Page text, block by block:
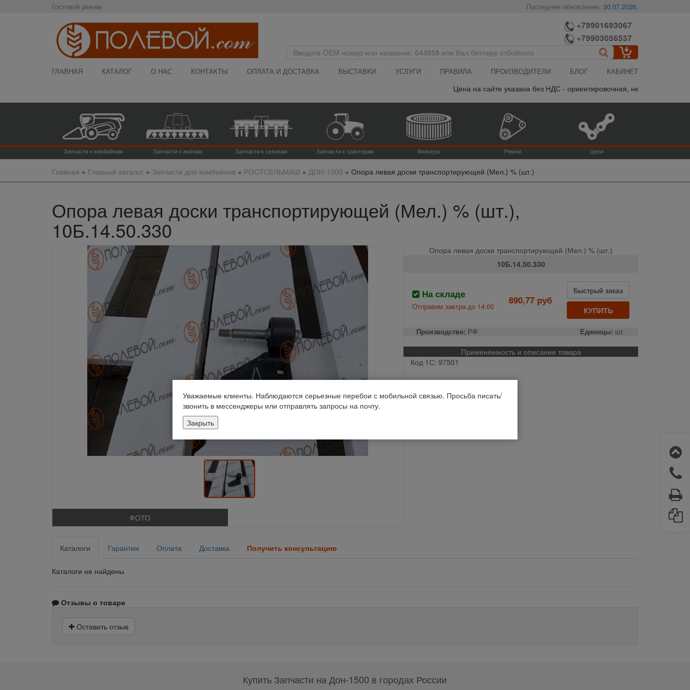
Гостевой режим Последнее обновление:30.07.2026,
+79901693067
+79903056537
ГЛАВНАЯ КАТАЛОГ О НАС КОНТАКТЫ ОПЛАТА И ДОСТАВКА ВЫСТАВКИ УСЛУГИ ПРАВИЛА ПРОИЗВОДИТЕЛИ БЛОГ КАБИНЕТ
Цена на сайте указана без НДС - ориентировочная, не является
Запчасти к комбайнам Запчасти к жаткам Запчасти к сеялкам Запчасти к тракторам Фильтры Ремни Цепи
Главная » Главный каталог» Запчасти для комбайнов» РОСТСЕЛЬМАШ » ДОН-1500 » Опора левая доски транспортирующей (Мел.) % (шт.)
Опора левая доски транспортирующей (Мел.) % (шт.),
10Б.14.50.330
ФОТО
Опора левая доски транспортирующей (Мел.) % (шт.)
10Б.14.50.330
На складе
Отправим завтра до 14:00
890,77 руб
Быстрый заказ
КУПИТЬ
Производство: РФ Единицы: шт.
Применяемость и описание товара
Код 1С: 97501
Каталоги Гарантии Оплата Доставка Получить консультацию
Каталоги не найдены
Отзывы о товаре
Оставить отзыв
Купить Запчасти на Дон-1500 в городах России
Уважаемые клиенты. Наблюдаются серьезные перебои с мобильной связью. Просьба писать/
звонить в мессенджеры или отправлять запросы на почту.
Закрыть